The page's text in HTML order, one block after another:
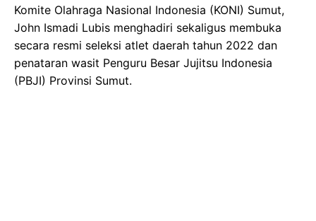
Komite Olahraga Nasional Indonesia (KONI) Sumut,
John Ismadi Lubis menghadiri sekaligus membuka
secara resmi seleksi atlet daerah tahun 2022 dan
penataran wasit Penguru Besar Jujitsu Indonesia
(PBJI) Provinsi Sumut.